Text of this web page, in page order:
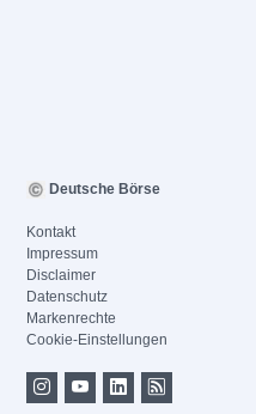
Deutsche Börse
Kontakt
Impressum
Disclaimer
Datenschutz
Markenrechte
Cookie-Einstellungen